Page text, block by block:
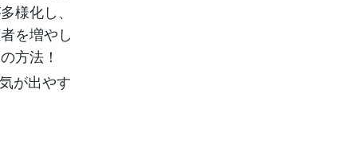
様化し、
を増やし
方法！
が出やす